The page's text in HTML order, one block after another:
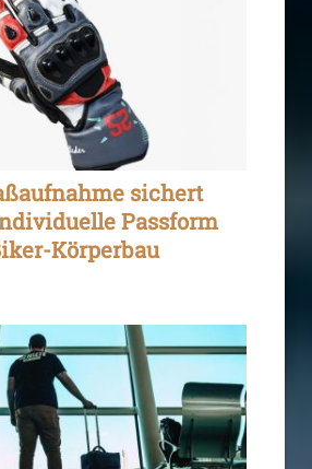
sichert
Passform
Körperbau